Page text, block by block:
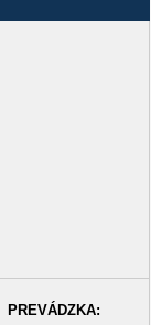
PREVÁDZKA: